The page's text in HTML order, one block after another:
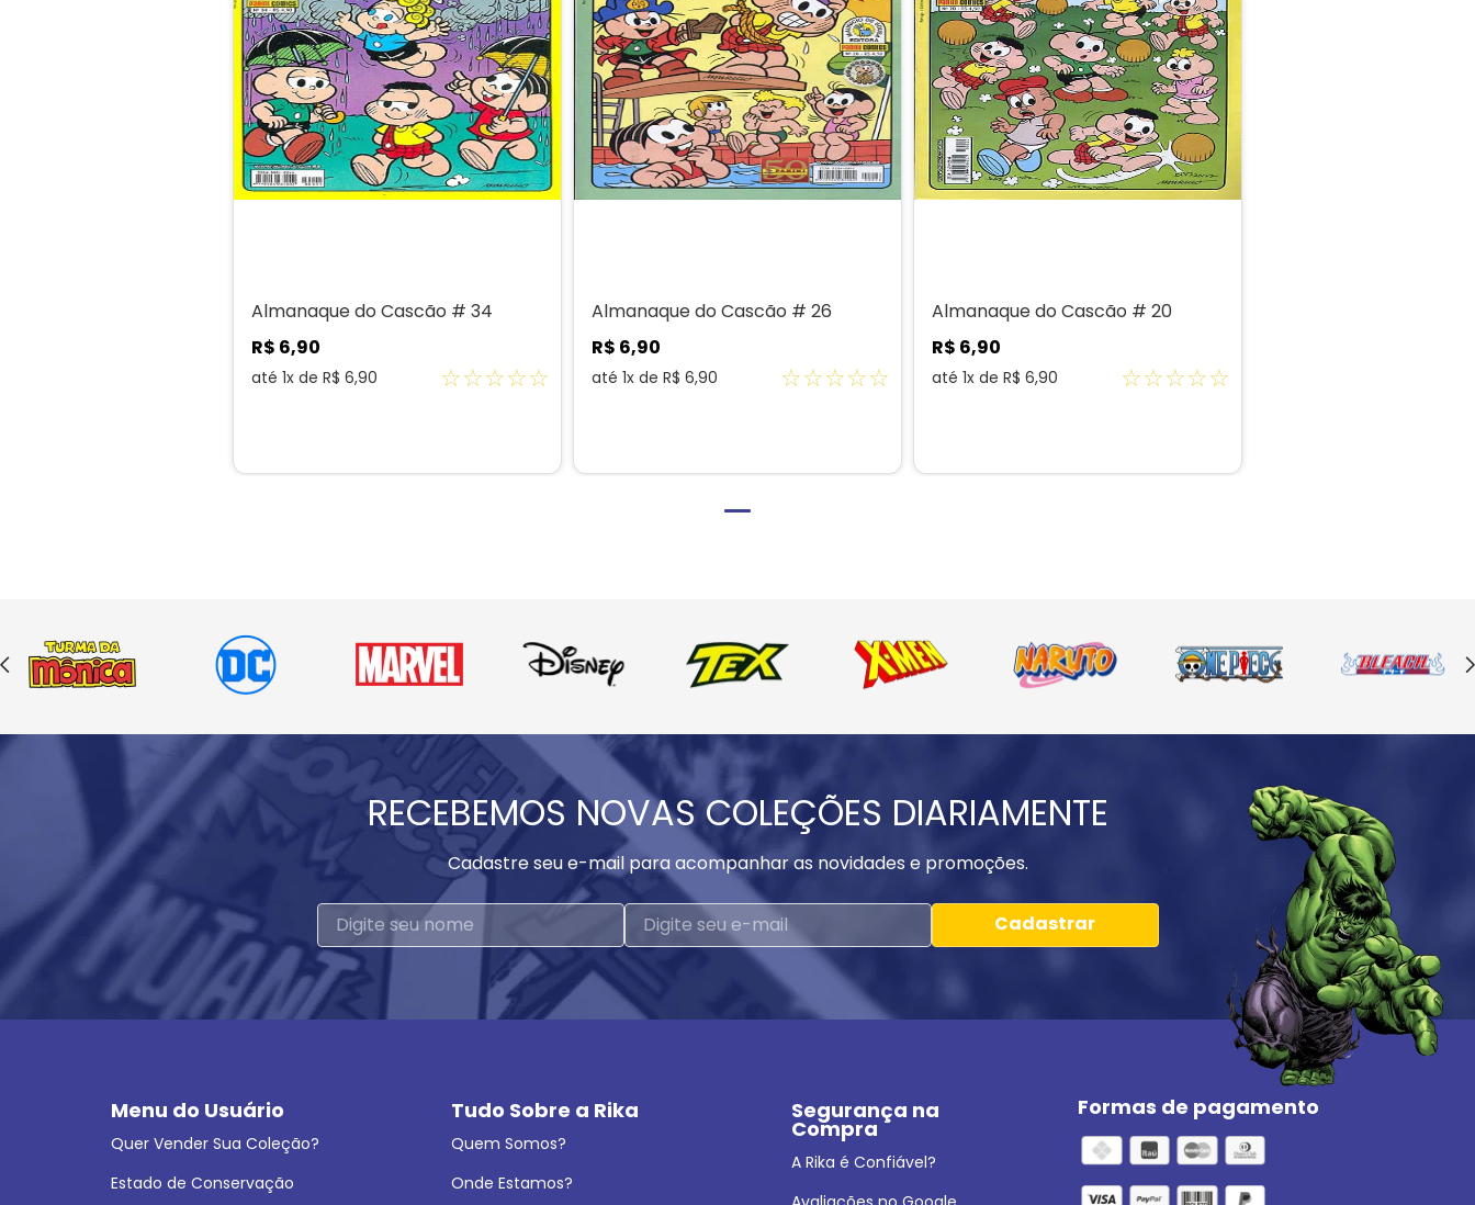
Almanaque do Cascão # 34
R$ 6,90
até 1x de R$ 6,90 ☆☆☆☆☆
Almanaque do Cascão # 26
R$ 6,90
até 1x de R$ 6,90 ☆☆☆☆☆
Almanaque do Cascão # 20
R$ 6,90
até 1x de R$ 6,90 ☆☆☆☆☆
RECEBEMOS NOVAS COLEÇÕES DIARIAMENTE
Cadastre seu e-mail para acompanhar as novidades e promoções.
Cadastrar
Menu do Usuário
Quer Vender Sua Coleção?
Estado de Conservação
Tudo Sobre a Rika
Quem Somos?
Onde Estamos?
Segurança na
Compra
A Rika é Confiável?
Formas de pagamento